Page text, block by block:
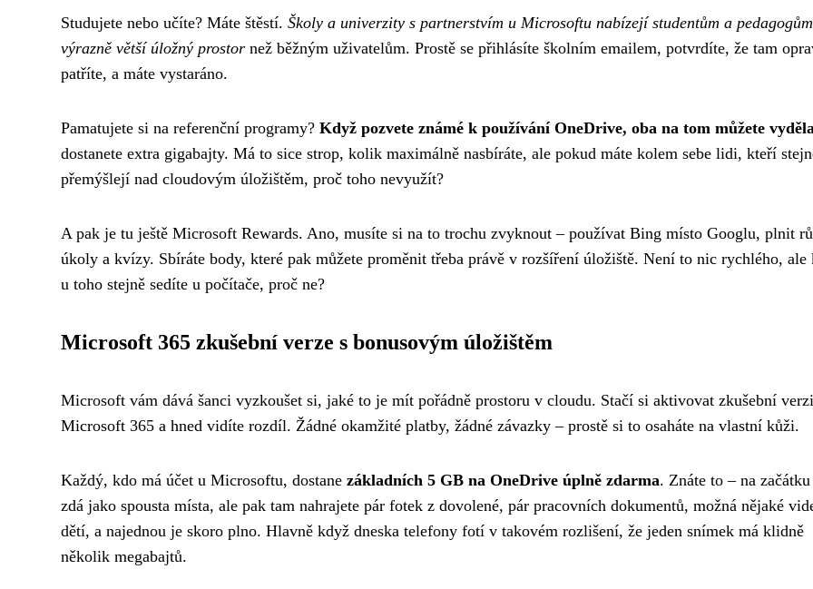
Studujete nebo učíte? Máte štěstí. Školy a univerzity s partnerstvím u Microsoftu nabízejí studentům a pedagogům
výrazně větší úložný prostor než běžným uživatelům. Prostě se přihlásíte školním emailem, potvrdíte, že tam
patříte, a máte vystaráno.
Pamatujete si na referenční programy? Když pozvete známé k používání OneDrive, oba na tom můžete
dostanete extra gigabajty. Má to sice strop, kolik maximálně nasbíráte, ale pokud máte kolem sebe lidi, kteří
přemýšlejí nad cloudovým úložištěm, proč toho nevyužít?
A pak je tu ještě Microsoft Rewards. Ano, musíte si na to trochu zvyknout – používat Bing místo Googlu, plnit
úkoly a kvízy. Sbíráte body, které pak můžete proměnit třeba právě v rozšíření úložiště. Není to nic rychlého, ale
u toho stejně sedíte u počítače, proč ne?
Microsoft 365 zkušební verze s bonusovým úložištěm
Microsoft vám dává šanci vyzkoušet si, jaké to je mít pořádně prostoru v cloudu. Stačí si aktivovat zkušební verzi
Microsoft 365 a hned vidíte rozdíl. Žádné okamžité platby, žádné závazky – prostě si to osaháte na vlastní kůži.
Každý, kdo má účet u Microsoftu, dostane základních 5 GB na OneDrive úplně zdarma. Znáte to – na
zdá jako spousta místa, ale pak tam nahrajete pár fotek z dovolené, pár pracovních dokumentů, možná nějaké
dětí, a najednou je skoro plno. Hlavně když dneska telefony fotí v takovém rozlišení, že jeden snímek má klidně
několik megabajtů.